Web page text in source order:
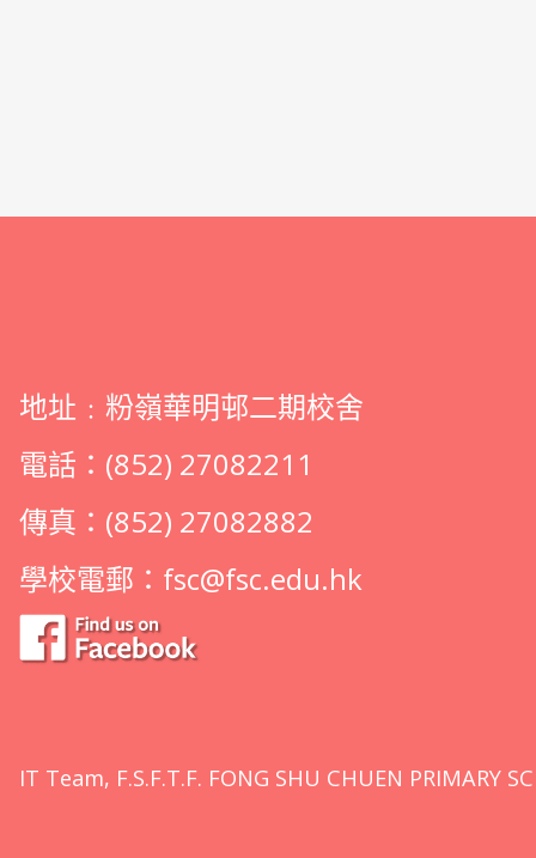
地址﹕粉嶺華明邨二期校舍
電話：(852) 27082211
傳真：(852) 27082882
學校電郵： fsc@fsc.edu.hk
IT Team, F.S.F.T.F. FONG SHU CHUEN PRIMARY